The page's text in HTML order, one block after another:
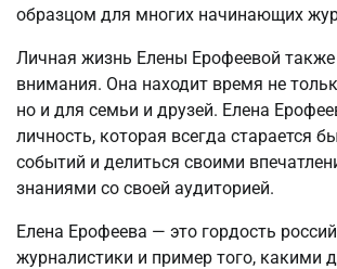
образцом для многих начинающих
Личная жизнь Елены Ерофеевой также
внимания. Она находит время не
но и для семьи и друзей. Елена
личность, которая всегда старается
событий и делиться своими
знаниями со своей аудиторией.
Елена Ерофеева — это гордость
журналистики и пример того, какими